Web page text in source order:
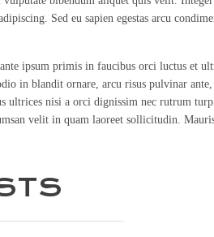
Sed eu sapien egestas arcu
ipsum primis in faucibus orci luctus et
in blandit ornare, arcu risus pulvinar ante,
ultrices nisi a orci dignissim nec rutrum
velit in quam laoreet sollicitudin.